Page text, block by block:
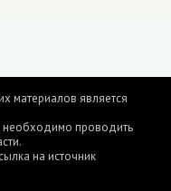
материалов является
необходимо проводить
на источник